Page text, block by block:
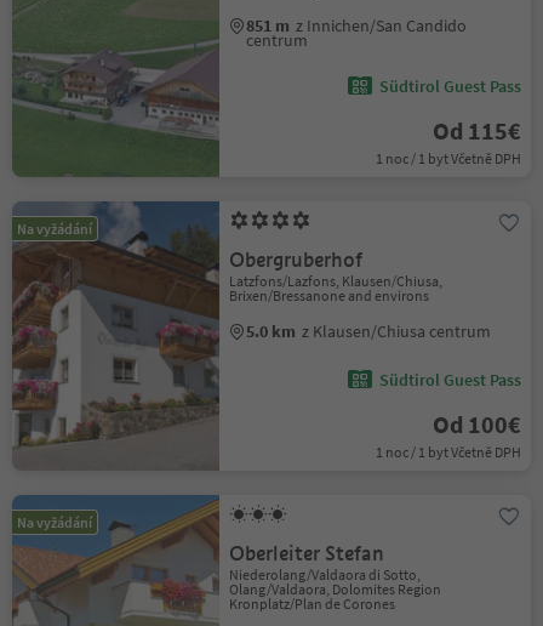
851 m z Innichen/San Candido
centrum
Südtirol Guest Pass
Od 115€
1 noc / 1 byt Včetně DPH
Na vyžádání
Obergruberhof
Latzfons/Lazfons, Klausen/Chiusa,
Brixen/Bressanone and environs
5.0 km z Klausen/Chiusa centrum
Südtirol Guest Pass
Od 100€
1 noc / 1 byt Včetně DPH
Na vyžádání
Oberleiter Stefan
Niederolang/Valdaora di Sotto,
Olang/Valdaora, Dolomites Region
Kronplatz/Plan de Corones